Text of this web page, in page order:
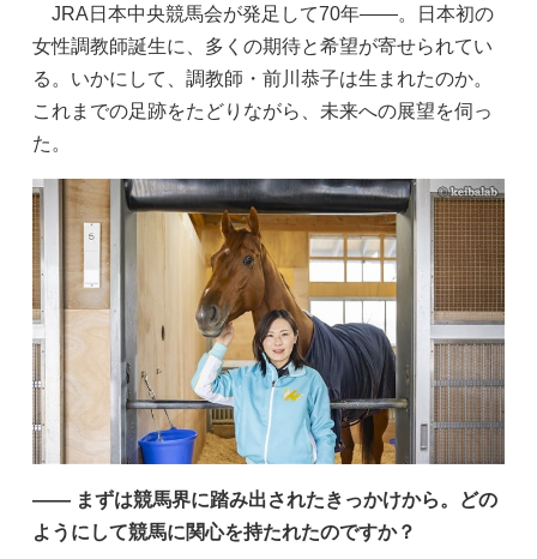
JRA日本中央競馬会が発足して70年――。日本初の
女性調教師誕生に、多くの期待と希望が寄せられてい
る。いかにして、調教師・前川恭子は生まれたのか。
これまでの足跡をたどりながら、未来への展望を伺っ
た。
—— まずは競馬界に踏み出されたきっかけから。どの
ようにして競馬に関心を持たれたのですか？